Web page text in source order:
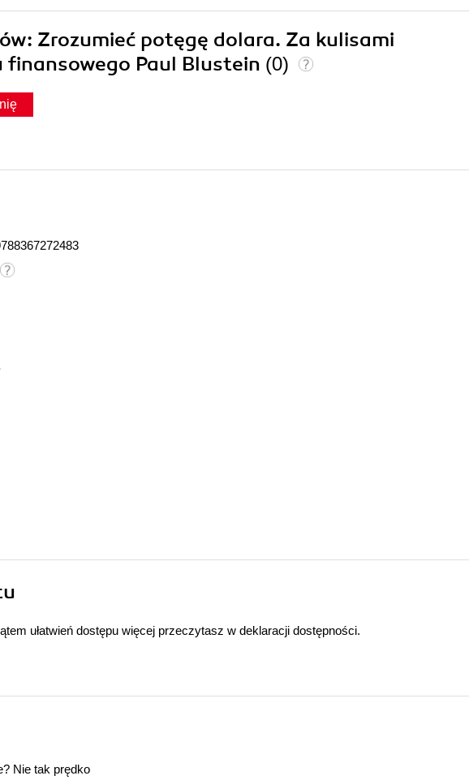
Zrozumieć potęgę dolara. Za kulisami
Paul Blustein (0)
ułatwień dostępu więcej przeczytasz w deklaracji dostępności.
Nie tak prędko